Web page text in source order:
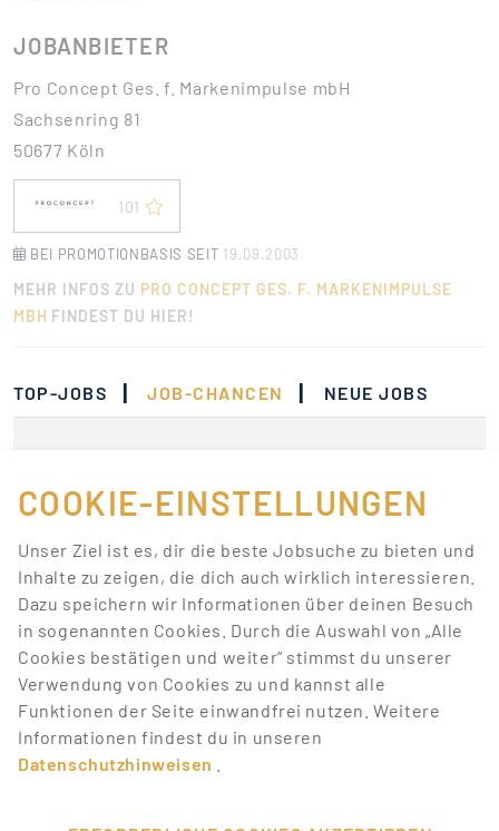
JOBANBIETER
Pro Concept Ges. f. Markenimpulse mbH
Sachsenring 81
50677 Köln
101
BEI PROMOTIONBASIS SEIT 19.09.2003
MEHR INFOS ZU PRO CONCEPT GES. F. MARKENIMPULSE
MBH FINDEST DU HIER!
TOP-JOBS | JOB-CHANCEN | NEUE JOBS
Jobs, die deinen
Suchkriterien
entsprechen.
Lass dich über neue Job-Chancen zu deiner Suche
mit Job-Alerts automatisch informieren!
JOB-ALERT ERSTELLEN
COOKIE-EINSTELLUNGEN
Unser Ziel ist es, dir die beste Jobsuche zu bieten und
Inhalte zu zeigen, die dich auch wirklich interessieren.
Dazu speichern wir Informationen über deinen Besuch
in sogenannten Cookies. Durch die Auswahl von „Alle
Cookies bestätigen und weiter“ stimmst du unserer
Verwendung von Cookies zu und kannst alle
Funktionen der Seite einwandfrei nutzen. Weitere
Informationen findest du in unseren
Datenschutzhinweisen